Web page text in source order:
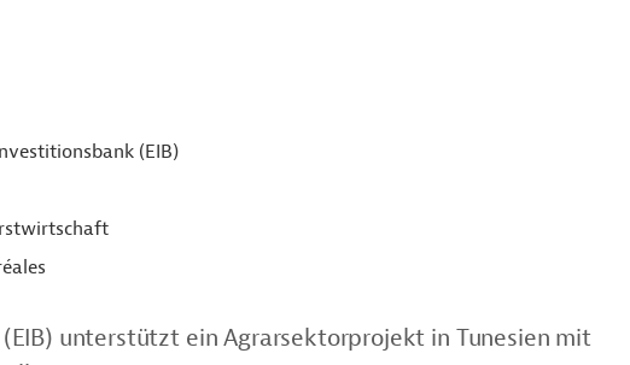
(EIB)
unterstützt ein Agrarsektorprojekt in Tunesien mit